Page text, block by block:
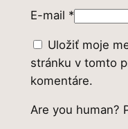
E-mail *
Uložiť moje
stránku v tomto
komentáre.
Are you human?